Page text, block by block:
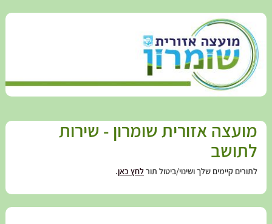
מועצה אזורית שומרון - שירות
לתושב
לתורים קיימים שלך ושינוי/ביטול תורלחץ כאן.